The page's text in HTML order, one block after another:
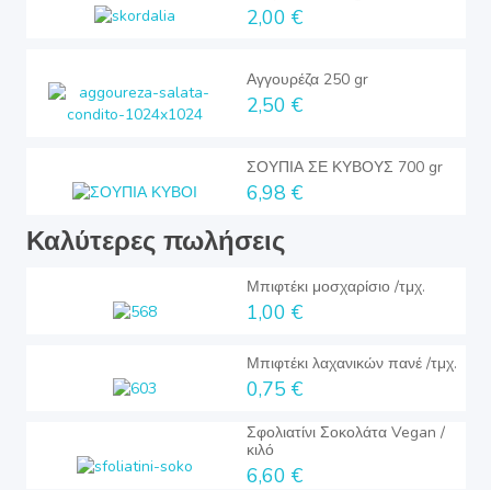
2,00 €
Αγγουρέζα 250 gr
2,50 €
ΣΟΥΠΙΑ ΣΕ ΚΥΒΟΥΣ 700 gr
6,98 €
Καλύτερες πωλήσεις
Μπιφτέκι μοσχαρίσιο /τμχ.
1,00 €
Μπιφτέκι λαχανικών πανέ /τμχ.
0,75 €
Σφολιατίνι Σοκολάτα Vegan /
κιλό
6,60 €